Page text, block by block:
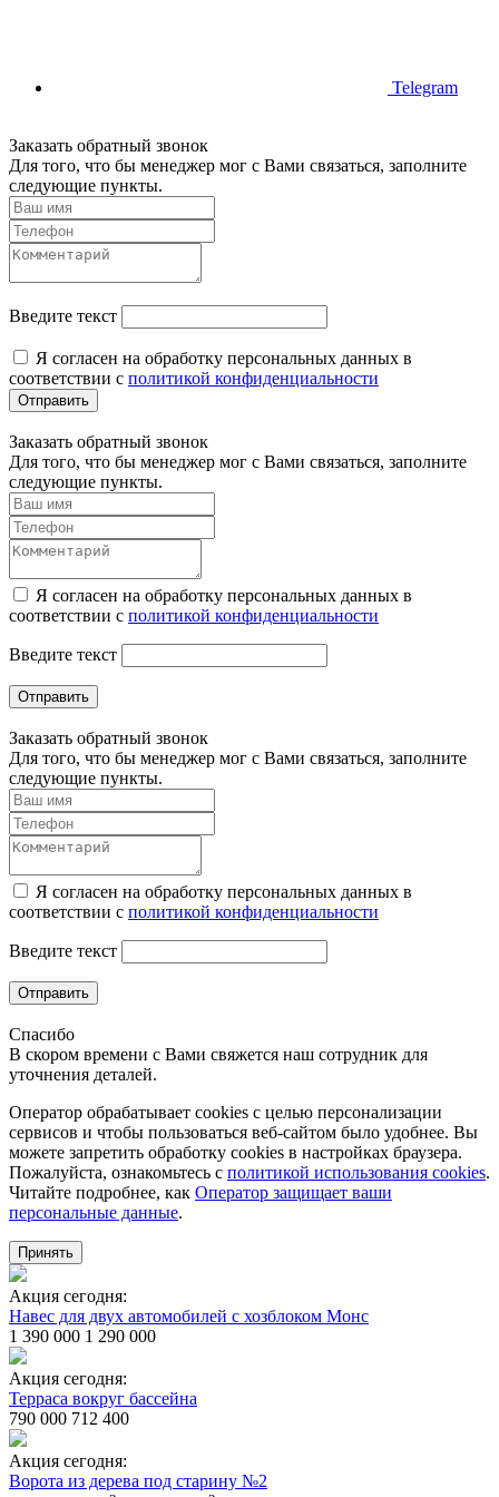
Telegram
Заказать обратный звонок
Для того, что бы менеджер мог с Вами связаться, заполните
следующие пункты.
Введите текст
Я согласен на обработку персональных данных в
соответствии с политикой конфиденциальности
Отправить
Заказать обратный звонок
Для того, что бы менеджер мог с Вами связаться, заполните
следующие пункты.
Я согласен на обработку персональных данных в
соответствии с политикой конфиденциальности
Введите текст
Отправить
Заказать обратный звонок
Для того, что бы менеджер мог с Вами связаться, заполните
следующие пункты.
Я согласен на обработку персональных данных в
соответствии с политикой конфиденциальности
Введите текст
Отправить
Спасибо
В скором времени с Вами свяжется наш сотрудник для
уточнения деталей.
Оператор обрабатывает cookies с целью персонализации
сервисов и чтобы пользоваться веб-сайтом было удобнее. Вы
можете запретить обработку сookies в настройках браузера.
Пожалуйста, ознакомьтесь с политикой использования cookies.
Читайте подробнее, как Оператор защищает ваши
персональные данные.
Принять
Акция сегодня:
Навес для двух автомобилей с хозблоком Монс
1 390 000 1 290 000
Акция сегодня:
Терраса вокруг бассейна
790 000 712 400
Акция сегодня:
Ворота из дерева под старину №2